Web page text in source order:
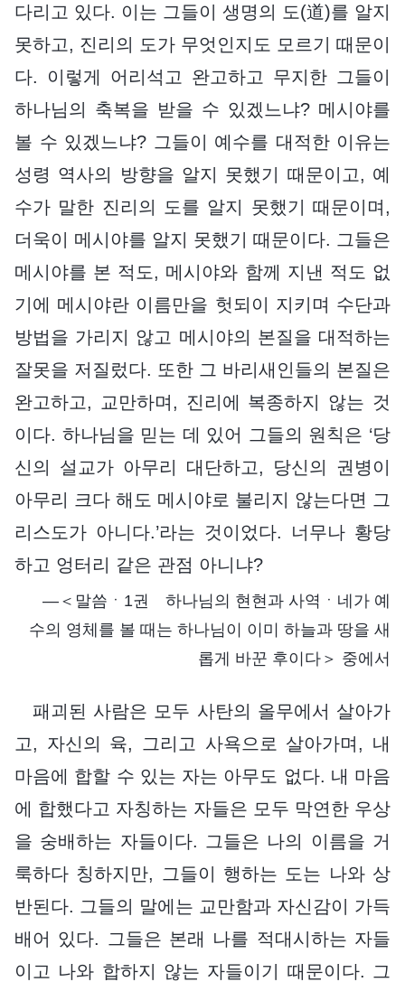
다리고 있다. 이는 그들이 생명의 도(道)를 알지
못하고, 진리의 도가 무엇인지도 모르기 때문이
다. 이렇게 어리석고 완고하고 무지한 그들이
하나님의 축복을 받을 수 있겠느냐? 메시야를
볼 수 있겠느냐? 그들이 예수를 대적한 이유는
성령 역사의 방향을 알지 못했기 때문이고, 예
수가 말한 진리의 도를 알지 못했기 때문이며,
더욱이 메시야를 알지 못했기 때문이다. 그들은
메시야를 본 적도, 메시야와 함께 지낸 적도 없
기에 메시야란 이름만을 헛되이 지키며 수단과
방법을 가리지 않고 메시야의 본질을 대적하는
잘못을 저질렀다. 또한 그 바리새인들의 본질은
완고하고, 교만하며, 진리에 복종하지 않는 것
이다. 하나님을 믿는 데 있어 그들의 원칙은 ‘당
신의 설교가 아무리 대단하고, 당신의 권병이
아무리 크다 해도 메시야로 불리지 않는다면 그
리스도가 아니다.’라는 것이었다. 너무나 황당
하고 엉터리 같은 관점 아니냐?
―＜말씀ㆍ1권 하나님의 현현과 사역ㆍ네가 예
수의 영체를 볼 때는 하나님이 이미 하늘과 땅을 새
롭게 바꾼 후이다＞ 중에서
패괴된 사람은 모두 사탄의 올무에서 살아가
고, 자신의 육, 그리고 사욕으로 살아가며, 내
마음에 합할 수 있는 자는 아무도 없다. 내 마음
에 합했다고 자칭하는 자들은 모두 막연한 우상
을 숭배하는 자들이다. 그들은 나의 이름을 거
룩하다 칭하지만, 그들이 행하는 도는 나와 상
반된다. 그들의 말에는 교만함과 자신감이 가득
배어 있다. 그들은 본래 나를 적대시하는 자들
이고 나와 합하지 않는 자들이기 때문이다. 그